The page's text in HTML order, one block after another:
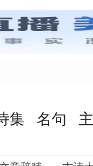
集 名句